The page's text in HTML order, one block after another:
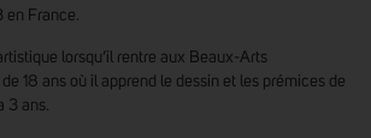
en France.
lorsqu’il rentre aux Beaux-Arts
de 18 ans où il apprend le dessin et les prémices de
3 ans.